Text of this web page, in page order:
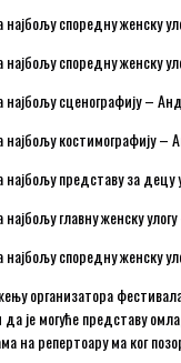
најбољу споредну женску
најбољу споредну женску
најбољу сценографију –
најбољу костимографију –
најбољу представу за
најбољу главну женску
најбољу споредну женску
организатора
да је могуће представу
на репертоару ма ког